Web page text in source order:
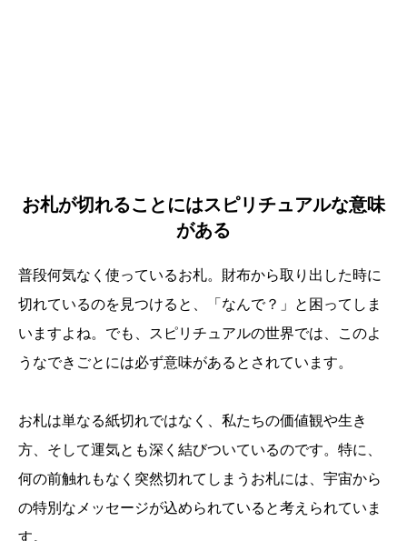
お札が切れることにはスピリチュアルな意味
がある
普段何気なく使っているお札。財布から取り出した時に
切れているのを見つけると、「なんで？」と困ってしま
いますよね。でも、スピリチュアルの世界では、このよ
うなできごとには必ず意味があるとされています。
お札は単なる紙切れではなく、私たちの価値観や生き
方、そして運気とも深く結びついているのです。特に、
何の前触れもなく突然切れてしまうお札には、宇宙から
の特別なメッセージが込められていると考えられていま
す。